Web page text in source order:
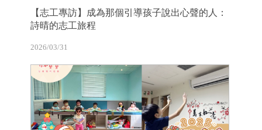
【志工專訪】成為那個引導孩子說出心聲的人：
詩晴的志工旅程
2026/03/31